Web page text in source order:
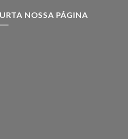
NOSSA PÁGINA